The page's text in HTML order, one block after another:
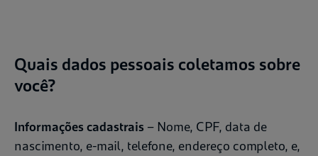
Quais dados pessoais coletamos sobre
você?
Informações cadastrais – Nome, CPF, data de
nascimento, e-mail, telefone, endereço completo, e,